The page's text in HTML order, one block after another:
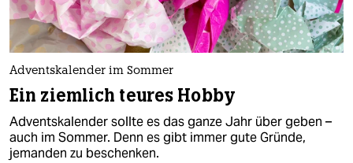
nord
wahrheit
verlag
verlag
veranstaltungen
Adventskalender im Sommer
Ein ziemlich teures Hobby
Adventskalender sollte es das ganze Jahr über geben –
auch im Sommer. Denn es gibt immer gute Gründe,
jemanden zu beschenken.